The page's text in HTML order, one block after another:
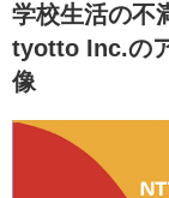
学校生活の不
tyotto Inc.の
像